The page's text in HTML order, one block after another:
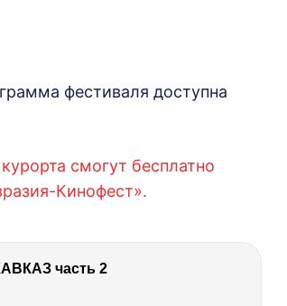
фестиваля доступна
смогут бесплатно
Кинофест».
часть 2